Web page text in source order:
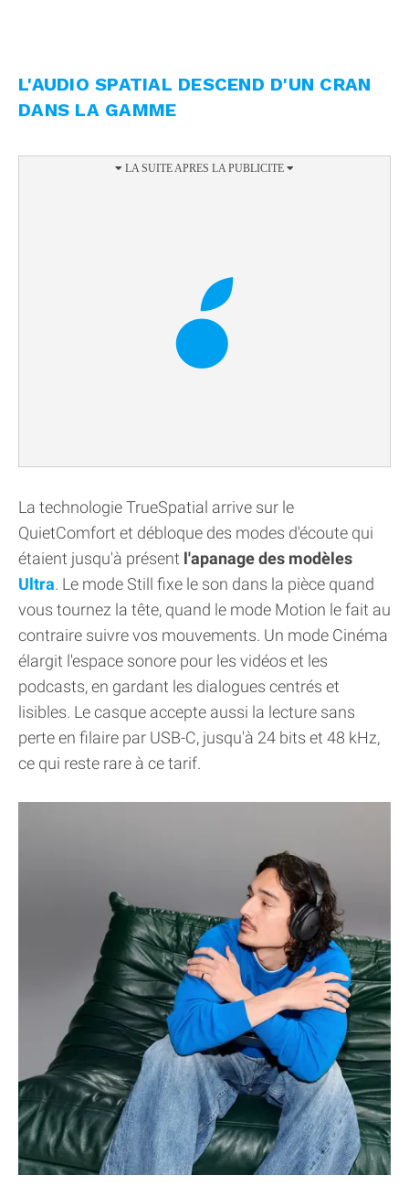
L'AUDIO SPATIAL DESCEND D'UN CRAN
DANS LA GAMME
La technologie TrueSpatial arrive sur le
QuietComfort et débloque des modes d'écoute qui
étaient jusqu'à présent l'apanage des modèles
Ultra. Le mode Still fixe le son dans la pièce quand
vous tournez la tête, quand le mode Motion le fait au
contraire suivre vos mouvements. Un mode Cinéma
élargit l'espace sonore pour les vidéos et les
podcasts, en gardant les dialogues centrés et
lisibles. Le casque accepte aussi la lecture sans
perte en filaire par USB-C, jusqu'à 24 bits et 48 kHz,
ce qui reste rare à ce tarif.